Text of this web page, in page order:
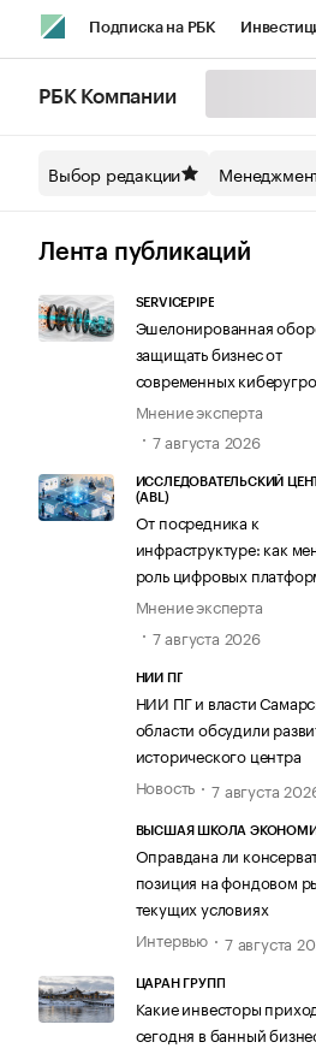
Подписка на РБК
Спецпроекты СПб
Технологии и медиа
РБК Компании
Выбор редакции
Лента публикаций
SERVICEPIPE
Эшелонированная
защищать бизнес от
современных
Мнение эксперта
7 августа 2026
ИССЛЕДОВАТЕЛЬСКИЙ
(ABL)
От посредника к
инфраструктуре: как
роль цифровых
Мнение эксперта
7 августа 2026
НИИ ПГ
НИИ ПГ и власти
области обсудили
исторического центра
Новость
7 августа
ВЫСШАЯ ШКОЛА
Оправдана ли
позиция на фондовом
текущих условиях
Интервью
7 августа
ЦАРАН ГРУПП
Какие инвесторы
сегодня в банный